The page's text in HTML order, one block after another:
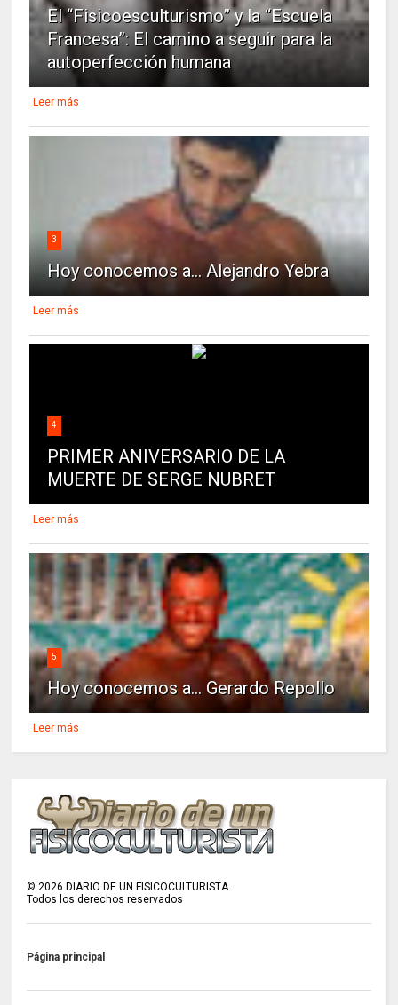
El “Fisicoesculturismo” y la “Escuela
Francesa”: El camino a seguir para la
autoperfección humana
Leer más
3
Hoy conocemos a... Alejandro Yebra
Leer más
4
PRIMER ANIVERSARIO DE LA
MUERTE DE SERGE NUBRET
Leer más
5
Hoy conocemos a... Gerardo Repollo
Leer más
©2026 DIARIO DE UN FISICOCULTURISTA
Todos los derechos reservados
Página principal